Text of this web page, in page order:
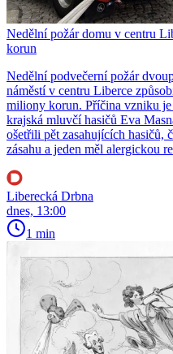
Nedělní požár domu v centru
korun
Nedělní podvečerní požár
náměstí v centru Liberce
miliony korun. Příčina vzniku
krajská mluvčí hasičů Eva
ošetřili pět zasahujících hasičů,
zásahu a jeden měl alergickou
Liberecká Drbna
dnes, 13:00
1 min